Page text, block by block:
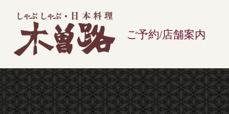
ご予約/店舗案内